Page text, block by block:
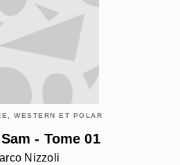
WESTERN ET POLAR
- Tome 01
Nizzoli